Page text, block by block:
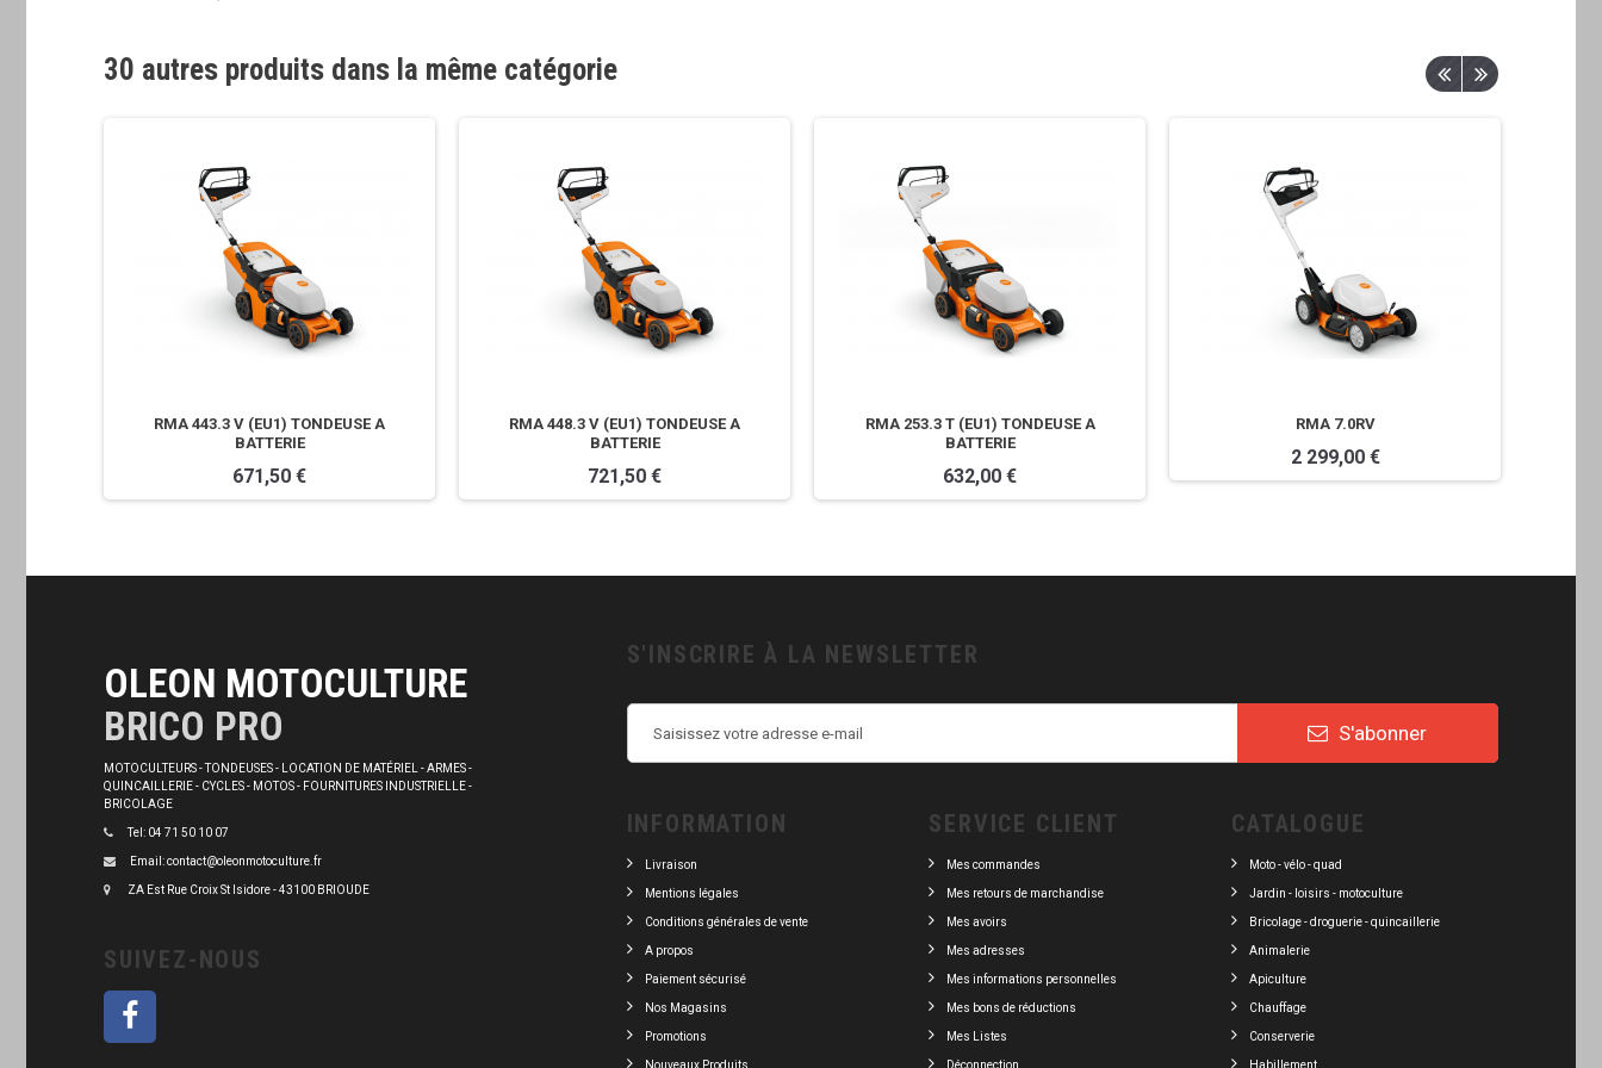
30 autres produits dans la même catégorie
RMA 443.3 V (EU1) TONDEUSE A
BATTERIE
671,50 €
RMA 448.3 V (EU1) TONDEUSE A
BATTERIE
721,50 €
RMA 253.3 T (EU1) TONDEUSE A
BATTERIE
632,00 €
RMA 7.0RV
2 299,00 €
OLEON MOTOCULTURE
BRICO PRO
MOTOCULTEURS - TONDEUSES - LOCATION DE MATÉRIEL - ARMES -
QUINCAILLERIE - CYCLES - MOTOS - FOURNITURES INDUSTRIELLE -
BRICOLAGE
Tel: 04 71 50 10 07
Email: contact@oleonmotoculture.fr
ZA Est Rue Croix St Isidore - 43100 BRIOUDE
SUIVEZ-NOUS
S'INSCRIRE À LA NEWSLETTER
S'abonner
INFORMATION
Livraison
Mentions légales
Conditions générales de vente
A propos
Paiement sécurisé
Nos Magasins
Promotions
Nouveaux Produits
SERVICE CLIENT
Mes commandes
Mes retours de marchandise
Mes avoirs
Mes adresses
Mes informations personnelles
Mes bons de réductions
Mes Listes
Déconnection
CATALOGUE
Moto - vélo - quad
Jardin - loisirs - motoculture
Bricolage - droguerie - quincaillerie
Animalerie
Apiculture
Chauffage
Conserverie
Habillement